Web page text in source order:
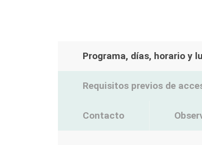
Programa, días, horario y
Requisitos previos de
Contacto